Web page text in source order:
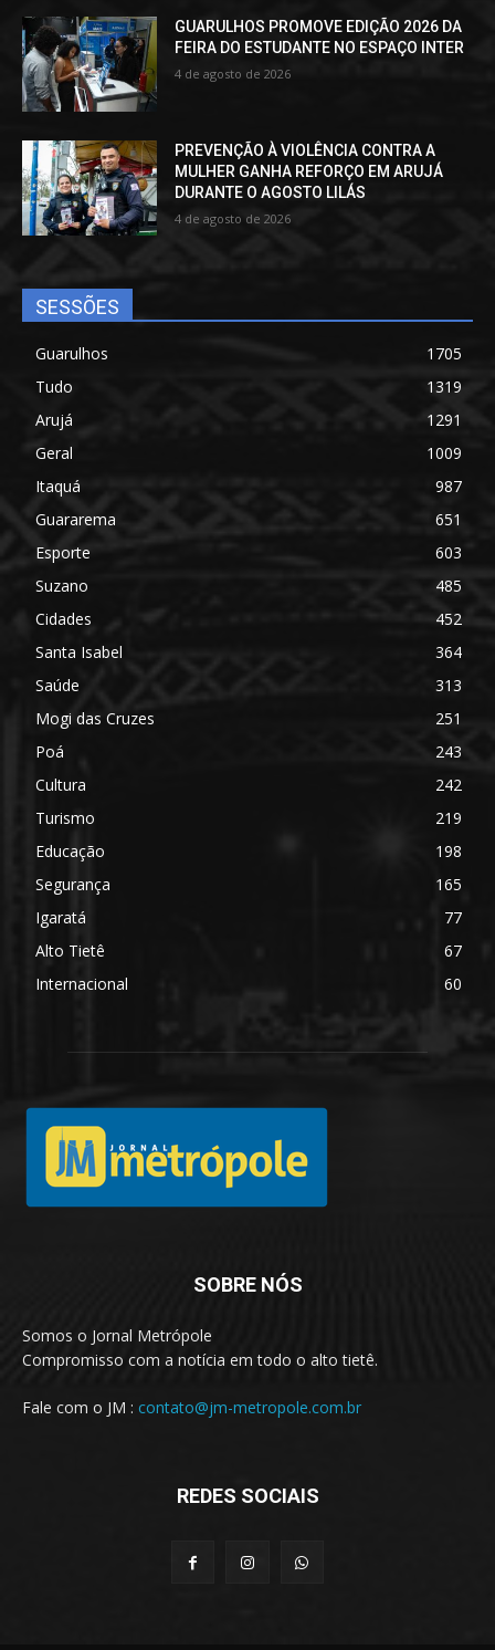
GUARULHOS PROMOVE EDIÇÃO 2026 DA
FEIRA DO ESTUDANTE NO ESPAÇO INTER
4 de agosto de 2026
PREVENÇÃO À VIOLÊNCIA CONTRA A
MULHER GANHA REFORÇO EM ARUJÁ
DURANTE O AGOSTO LILÁS
4 de agosto de 2026
SESSÕES
Guarulhos
1705
Tudo
1319
Arujá
1291
Geral
1009
Itaquá
987
Guararema
651
Esporte
603
Suzano
485
Cidades
452
Santa Isabel
364
Saúde
313
Mogi das Cruzes
251
Poá
243
Cultura
242
Turismo
219
Educação
198
Segurança
165
Igaratá
77
Alto Tietê
67
Internacional
60
SOBRE NÓS
Somos o Jornal Metrópole
Compromisso com a notícia em todo o alto tietê.
Fale com o JM : contato@jm-metropole.com.br
REDES SOCIAIS